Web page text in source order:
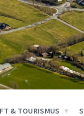
& TOURISMUS